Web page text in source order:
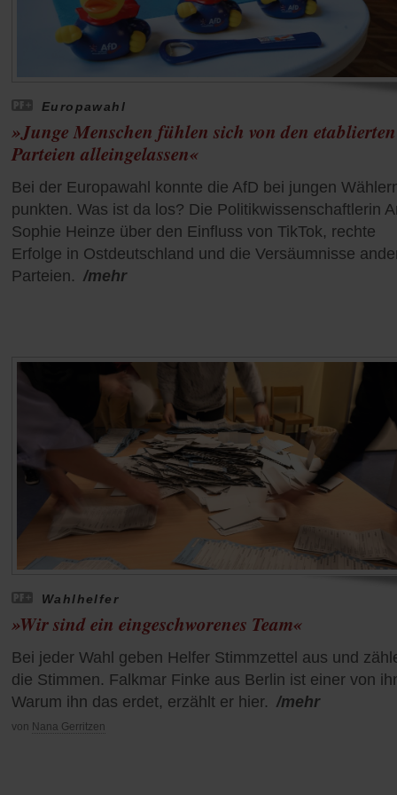
Europawahl
»Junge Menschen fühlen sich von den etablierten
Parteien alleingelassen«
Bei der Europawahl konnte die AfD bei jungen
punkten. Was ist da los? Die Politikwissenschaftlerin
Sophie Heinze über den Einfluss von TikTok, rechte
Erfolge in Ostdeutschland und die Versäumnisse
Parteien. /mehr
Wahlhelfer
»Wir sind ein eingeschworenes Team«
Bei jeder Wahl geben Helfer Stimmzettel aus und
die Stimmen. Falkmar Finke aus Berlin ist einer von
Warum ihn das erdet, erzählt er hier. /mehr
von Nana Gerritzen